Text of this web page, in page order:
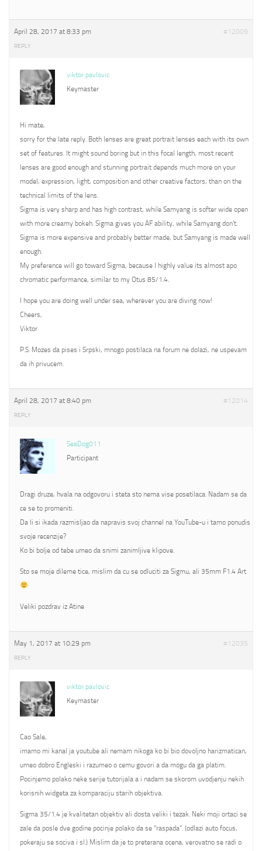
April 28, 2017 at 8:33 pm #12009
REPLY
viktor pavlovic
Keymaster
Hi mate,
sorry for the late reply. Both lenses are great portrait lenses each with its own
set of features. It might sound boring but in this focal length, most recent
lenses are good enough and stunning portrait depends much more on your
model, expression, light, composition and other creative factors, than on the
technical limits of the lens.
Sigma is very sharp and has high contrast, while Samyang is softer wide open
with more creamy bokeh. Sigma gives you AF ability, while Samyang don’t.
Sigma is more expensive and probably better made, but Samyang is made well
enough.
My preference will go toward Sigma, because I highly value its almost apo
chromatic performance, similar to my Otus 85/1.4.
I hope you are doing well under sea, wherever you are diving now!
Cheers,
Viktor
P.S. Mozes da pises i Srpski, mnogo postilaca na forum ne dolazi, ne uspevam
da ih privucem.
April 28, 2017 at 8:40 pm #12014
REPLY
SeaDog011
Participant
Dragi druze, hvala na odgovoru i steta sto nema vise posetilaca. Nadam se da
ce se to promeniti.
Da li si ikada razmisljao da napravis svoj channel na YouTube-u i tamo ponudis
svoje recenzije?
Ko bi bolje od tebe umeo da snimi zanimljive klipove.
Sto se moje dileme tice, mislim da cu se odluciti za Sigmu, ali 35mm F1.4 Art
Veliki pozdrav iz Atine
May 1, 2017 at 10:29 pm #12035
REPLY
viktor pavlovic
Keymaster
Cao Sale,
imamo mi kanal ja youtube ali nemam nikoga ko bi bio dovoljno harizmatican,
umeo dobro Engleski i razumeo o cemu govori a da mogu da ga platim.
Pocinjemo polako neke serije tutorijala a i nadam se skorom uvodjenju nekih
korisnih widgeta za komparaciju starih objektiva.
Sigma 35/1.4 je kvalitetan objektiv ali dosta veliki i tezak. Neki moji ortaci se
zale da posle dve godine pocinje polako da se “raspada”. (odlazi auto focus,
pokeraju se sociva i sl.) Mislim da je to preterana ocena, verovatno se radi o